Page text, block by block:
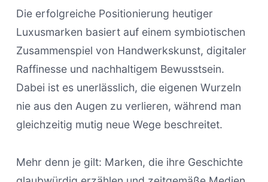
Die erfolgreiche Positionierung heutiger
Luxusmarken basiert auf einem symbiotischen
Zusammenspiel von Handwerkskunst, digitaler
Raffinesse und nachhaltigem Bewusstsein.
Dabei ist es unerlässlich, die eigenen Wurzeln
nie aus den Augen zu verlieren, während man
gleichzeitig mutig neue Wege beschreitet.
Mehr denn je gilt: Marken, die ihre Geschichte